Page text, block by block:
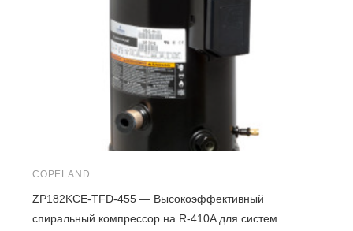
COPELAND
ZP182KCE-TFD-455 — Высокоэффективный
спиральный компрессор на R-410A для систем